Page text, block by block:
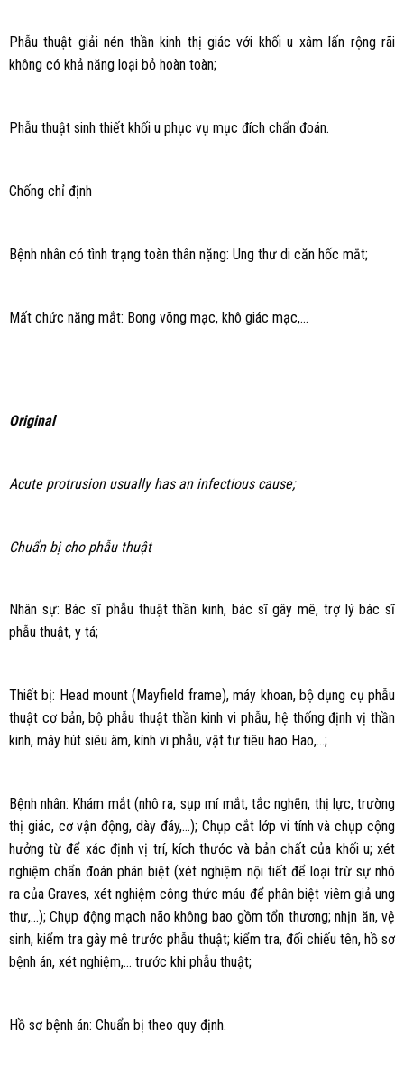
Phẫu thuật giải nén thần kinh thị giác với khối u xâm lấn rộng rãi
không có khả năng loại bỏ hoàn toàn;
Phẫu thuật sinh thiết khối u phục vụ mục đích chẩn đoán.
Chống chỉ định
Bệnh nhân có tình trạng toàn thân nặng: Ung thư di căn hốc mắt;
Mất chức năng mắt: Bong võng mạc, khô giác mạc,…
Original
Acute protrusion usually has an infectious cause;
Chuẩn bị cho phẫu thuật
Nhân sự: Bác sĩ phẫu thuật thần kinh, bác sĩ gây mê, trợ lý bác sĩ
phẫu thuật, y tá;
Thiết bị: Head mount (Mayfield frame), máy khoan, bộ dụng cụ phẫu
thuật cơ bản, bộ phẫu thuật thần kinh vi phẫu, hệ thống định vị thần
kinh, máy hút siêu âm, kính vi phẫu, vật tư tiêu hao Hao,…;
Bệnh nhân: Khám mắt (nhô ra, sụp mí mắt, tắc nghẽn, thị lực, trường
thị giác, cơ vận động, dày đáy,…); Chụp cắt lớp vi tính và chụp cộng
hưởng từ để xác định vị trí, kích thước và bản chất của khối u; xét
nghiệm chẩn đoán phân biệt (xét nghiệm nội tiết để loại trừ sự nhô
ra của Graves, xét nghiệm công thức máu để phân biệt viêm giả ung
thư,…); Chụp động mạch não không bao gồm tổn thương; nhịn ăn, vệ
sinh, kiểm tra gây mê trước phẫu thuật; kiểm tra, đối chiếu tên, hồ sơ
bệnh án, xét nghiệm,… trước khi phẫu thuật;
Hồ sơ bệnh án: Chuẩn bị theo quy định.